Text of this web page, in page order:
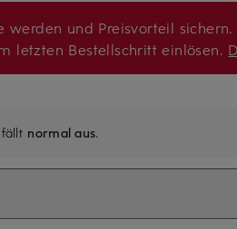
werden und Preisvorteil sichern.
letzten Bestellschritt einlösen.
normal aus.